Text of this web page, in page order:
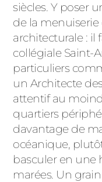
siècles. Y poser
de la
architecturale : il
collégiale Saint-
particuliers
un Architecte
attentif au
quartiers
davantage de
océanique,
basculer en une
marées. Un